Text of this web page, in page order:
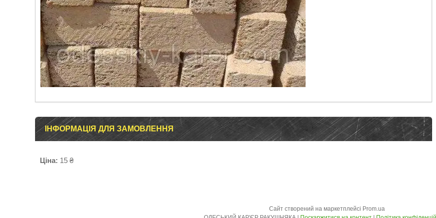
ІНФОРМАЦІЯ ДЛЯ ЗАМОВЛЕННЯ
Ціна: 15 ₴
Сайт створений на маркетплейсі Prom.ua